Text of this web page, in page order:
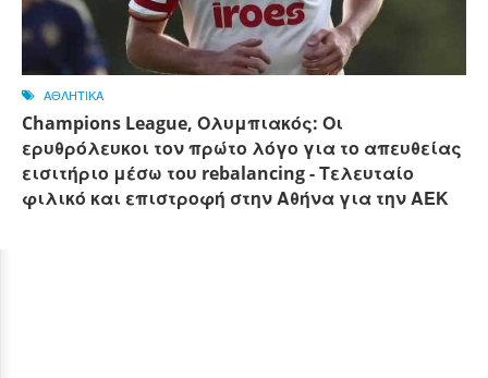
ΑΘΛΗΤΙΚΑ
Champions League, Ολυμπιακός: Οι
ερυθρόλευκοι τον πρώτο λόγο για το απευθείας
εισιτήριο μέσω του rebalancing - Τελευταίο
φιλικό και επιστροφή στην Αθήνα για την ΑΕΚ